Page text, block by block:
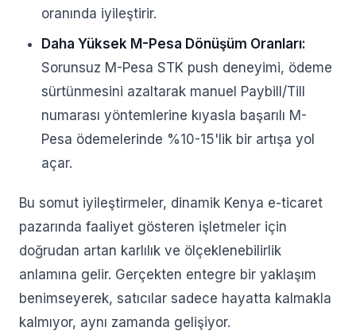
oranında iyileştirir.
Daha Yüksek M-Pesa Dönüşüm Oranları:
Sorunsuz M-Pesa STK push deneyimi, ödeme
sürtünmesini azaltarak manuel Paybill/Till
numarası yöntemlerine kıyasla başarılı M-
Pesa ödemelerinde %10-15'lik bir artışa yol
açar.
Bu somut iyileştirmeler, dinamik Kenya e-ticaret
pazarında faaliyet gösteren işletmeler için
doğrudan artan karlılık ve ölçeklenebilirlik
anlamına gelir. Gerçekten entegre bir yaklaşım
benimseyerek, satıcılar sadece hayatta kalmakla
kalmıyor, aynı zamanda gelişiyor.